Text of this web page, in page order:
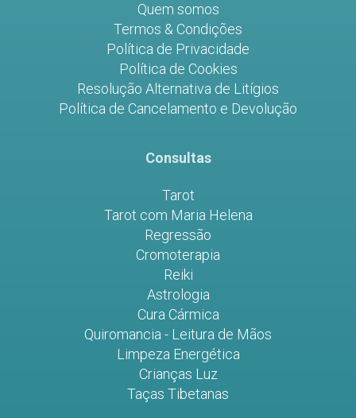
Quem somos
Termos & Condições
Política de Privacidade
Política de Cookies
Resolução Alternativa de Litígios
Política de Cancelamento e Devolução
Consultas
Tarot
Tarot com Maria Helena
Regressão
Cromoterapia
Reiki
Astrologia
Cura Cármica
Quiromancia - Leitura de Mãos
Limpeza Energética
Crianças Luz
Taças Tibetanas